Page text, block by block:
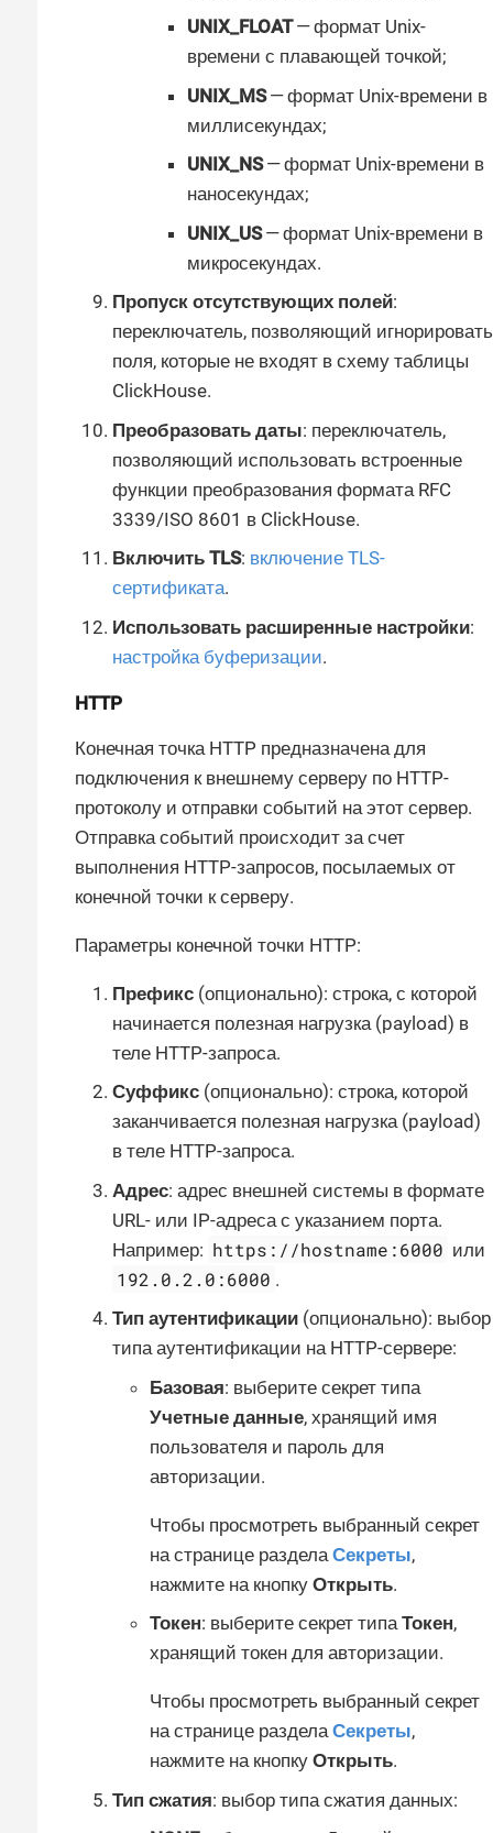
UNIX_FLOAT— формат Unix-
времени с плавающей точкой;
UNIX_MS— формат Unix-времени в
миллисекундах;
UNIX_NS— формат Unix-времени в
наносекундах;
UNIX_US— формат Unix-времени в
микросекундах.
Пропуск отсутствующих полей:
переключатель, позволяющий игнорировать
поля, которые не входят в схему таблицы
ClickHouse.
Преобразовать даты: переключатель,
позволяющий использовать встроенные
функции преобразования формата RFC
3339/ISO 8601 в ClickHouse.
Включить TLS: включение TLS-
сертификата.
Использовать расширенные настройки:
настройка буферизации.
HTTP
Конечная точка HTTP предназначена для
подключения к внешнему серверу по HTTP-
протоколу и отправки событий на этот сервер.
Отправка событий происходит за счет
выполнения HTTP-запросов, посылаемых от
конечной точки к серверу.
Параметры конечной точки HTTP:
Префикс (опционально): строка, с которой
начинается полезная нагрузка (payload) в
теле HTTP-запроса.
Суффикс (опционально): строка, которой
заканчивается полезная нагрузка (payload)
в теле HTTP-запроса.
Адрес: адрес внешней системы в формате
URL- или IP-адреса с указанием порта.
Например: https://hostname:6000 или
192.0.2.0:6000 .
Тип аутентификации (опционально): выбор
типа аутентификации на HTTP-сервере:
Базовая: выберите секрет типа
Учетные данные, хранящий имя
пользователя и пароль для
авторизации.
Чтобы просмотреть выбранный секрет
на странице раздела Секреты,
нажмите на кнопку Открыть.
Токен: выберите секрет типаТокен,
хранящий токен для авторизации.
Чтобы просмотреть выбранный секрет
на странице разделаСекреты,
нажмите на кнопку Открыть.
Тип сжатия: выбор типа сжатия данных: